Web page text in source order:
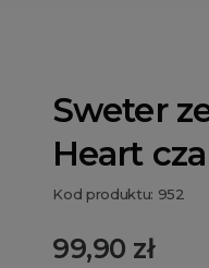
Sweter
Heart
Kod produktu: 952
99,90 zł